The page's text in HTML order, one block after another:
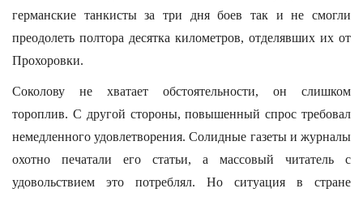
германские танкисты за три дня боев так и не смогли
преодолеть полтора десятка километров, отделявших их от
Прохоровки.
Соколову не хватает обстоятельности, он слишком
тороплив. С другой стороны, повышенный спрос требовал
немедленного удовлетворения. Солидные газеты и журналы
охотно печатали его статьи, а массовый читатель с
удовольствием это потреблял. Но ситуация в стране